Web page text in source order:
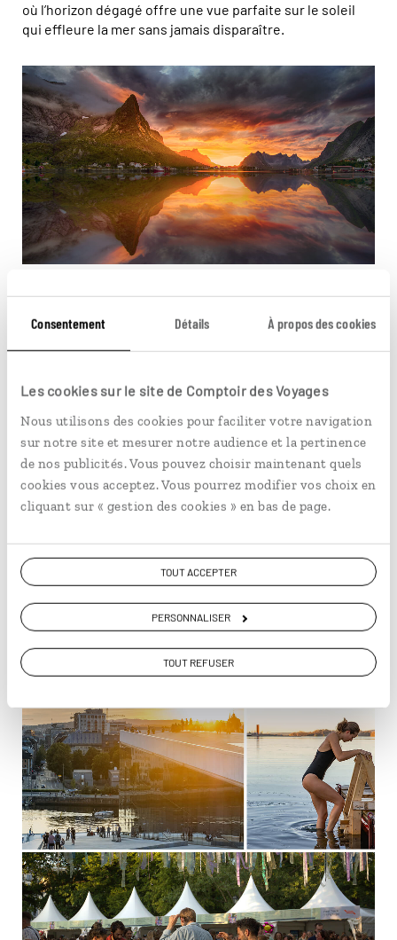
Consentement Détails À propos des cookies
Les cookies sur le site de Comptoir des Voyages
Nous utilisons des cookies pour faciliter votre navigation
sur notre site et mesurer notre audience et la pertinence
de nos publicités. Vous pouvez choisir maintenant quels
cookies vous acceptez. Vous pourrez modifier vos choix en
cliquant sur « gestion des cookies » en bas de page.
TOUT ACCEPTER
PERSONNALISER
TOUT REFUSER
où l’horizon dégagé offre une vue parfaite sur le soleil
qui effleure la mer sans jamais disparaître.
Ici, pas de grande célébration officielle, mais une
multitude de petits feux en plein air et quelques
retrouvent pour partager un repas, jouer de la musique
ou simplement profiter de la lumière. L’ambiance est
plus intime qu’ailleurs, presque contemplative.
4
Oslo, capitale en fête
Oslo aussi célèbre l'arrivée de l'été en Norvège. Sur le
front de mer, concerts et performances artistiques
animent la soirée deSankthansaften.